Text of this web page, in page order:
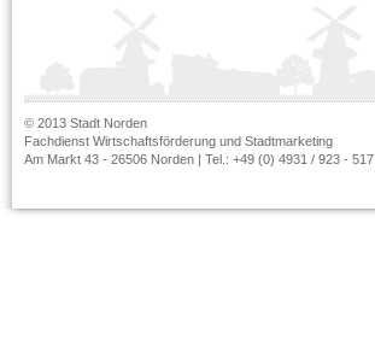
© 2013 Stadt Norden
Fachdienst Wirtschaftsförderung und Stadtmarketing
Am Markt 43 - 26506 Norden | Tel.: +49 (0) 4931 / 923 - 517